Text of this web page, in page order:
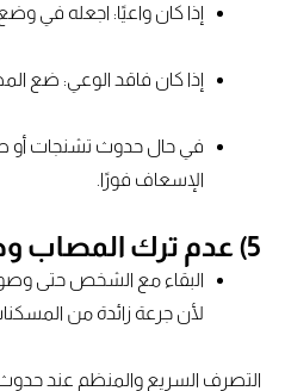
إذا كان واعيًا: اجعله في
إذا كان فاقد الوعي: ضع
في حال حدوث تشنجات أو
الإسعاف فورًا.
5) عدم ترك المصاب وحده
البقاء مع الشخص حتى
لأن جرعة زائدة من
التصرف السريع والمنظم عند